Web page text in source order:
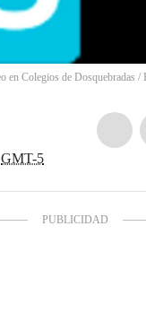
en Colegios de Dosquebradas
GMT-5